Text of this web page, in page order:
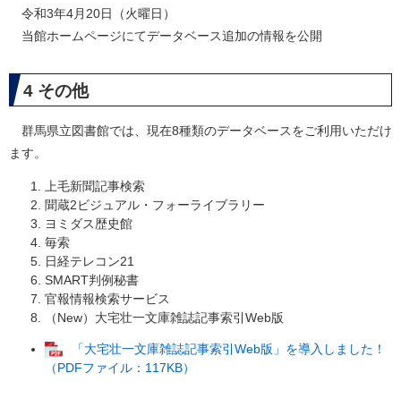
令和3年4月20日（火曜日）
当館ホームページにてデータベース追加の情報を公開
4 その他
群馬県立図書館では、現在8種類のデータベースをご利用いただけ
ます。
上毛新聞記事検索
聞蔵2ビジュアル・フォーライブラリー
ヨミダス歴史館
毎索
日経テレコン21
SMART判例秘書
官報情報検索サービス
（New）大宅壮一文庫雑誌記事索引Web版
「大宅壮一文庫雑誌記事索引Web版」を導入しました！
（PDFファイル：117KB）